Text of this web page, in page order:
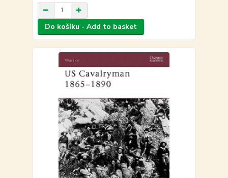
Do košíku - Add to basket